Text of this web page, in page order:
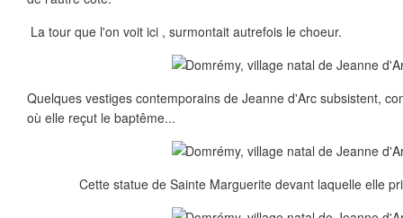
La tour que l'on voit ici , surmontait autrefois le choeur.
Quelques vestiges contemporains de Jeanne d'Arc subsistent,
où elle reçut le baptême...
Cette statue de Sainte Marguerite devant laquelle elle